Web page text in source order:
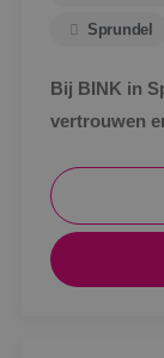
Sprundel
Bij BINK in
vertrouwen
waar je aan